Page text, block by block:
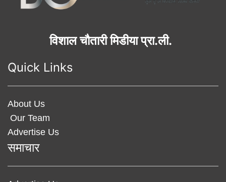
विशाल चौतारी मिडीया प्रा.ली.
Quick Links
About Us
Our Team
Advertise Us
समाचार